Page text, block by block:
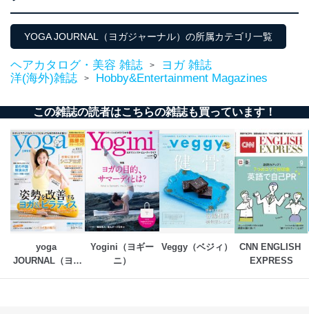
YOGA JOURNAL（ヨガジャーナル）の所属カテゴリ一覧
ヘアカタログ・美容 雑誌 >
ヨガ 雑誌
洋(海外)雑誌
> Hobby&Entertainment Magazines
この雑誌の読者はこちらの雑誌も買っています！
yoga
JOURNAL（ヨガ
Yogini（ヨギー
ニ）
Veggy（ベジィ）
CNN ENGLISH
EXPRESS